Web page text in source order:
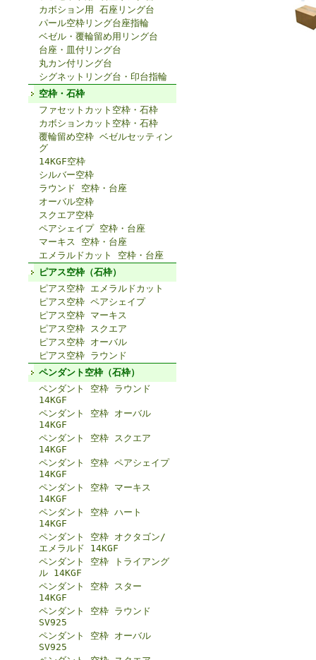
カボション用 石座リング台
パール空枠リング台座指輪
ベゼル・覆輪留め用リング台
台座・皿付リング台
丸カン付リング台
シグネットリング台・印台指輪
空枠・石枠
ファセットカット空枠・石枠
カボションカット空枠・石枠
覆輪留め空枠 ベゼルセッティン
グ
14KGF空枠
シルバー空枠
ラウンド 空枠・台座
オーバル空枠
スクエア空枠
ペアシェイプ 空枠・台座
マーキス 空枠・台座
エメラルドカット 空枠・台座
ピアス空枠（石枠）
ピアス空枠 エメラルドカット
ピアス空枠 ペアシェイプ
ピアス空枠 マーキス
ピアス空枠 スクエア
ピアス空枠 オーバル
ピアス空枠 ラウンド
ペンダント空枠（石枠）
ペンダント 空枠 ラウンド
14KGF
ペンダント 空枠 オーバル
14KGF
ペンダント 空枠 スクエア
14KGF
ペンダント 空枠 ペアシェイプ
14KGF
ペンダント 空枠 マーキス
14KGF
ペンダント 空枠 ハート
14KGF
ペンダント 空枠 オクタゴン/
エメラルド 14KGF
ペンダント 空枠 トライアング
ル 14KGF
ペンダント 空枠 スター
14KGF
ペンダント 空枠 ラウンド
SV925
ペンダント 空枠 オーバル
SV925